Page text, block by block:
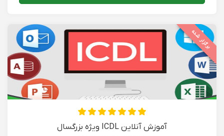
برگزار شده
آموزش آنلاین ICDL ویژه بزرگسال